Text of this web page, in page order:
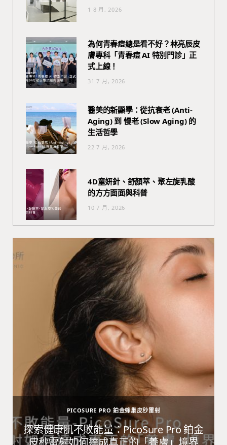
1 8 月, 2026
為何青春痘總是看不好？林亮辰皮
膚專科「青春痘 AI 特別門診」正
式上線！
31 7 月, 2026
醫美的新顯學：從抗衰老 (Anti-
Aging) 到 慢老 (Slow Aging) 的
生活哲學
22 7 月, 2026
4D童妍針、舒顏萃、聚左旋乳酸
的方方面面與科普
10 7 月, 2026
PICOSURE PRO 鉑金蜂巢皮秒雷射
探索健康肌不敗能量：PicoSure Pro 鉑金
皮秒雷射如何達成真正的「養膚」境界